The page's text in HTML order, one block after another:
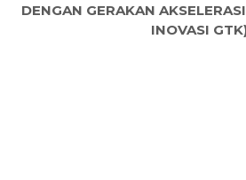
DENGAN GERAKAN
INOVASI